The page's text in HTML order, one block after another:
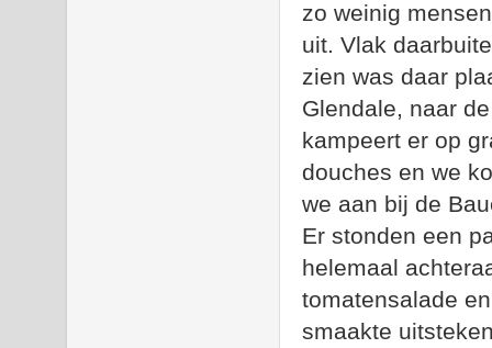
zo weinig
uit. Vlak
zien was daar
Glendale, naar
kampeert er op
douches en we
we aan bij de
Er stonden een
helemaal
tomatensalade
smaakte